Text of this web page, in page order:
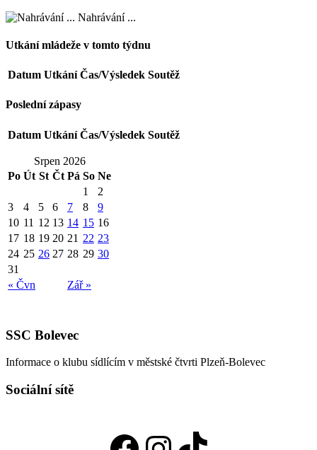
Nahrávání ...
Utkání mládeže v tomto týdnu
Datum Utkání Čas/Výsledek Soutěž
Poslední zápasy
Datum Utkání Čas/Výsledek Soutěž
Srpen 2026
Po Út St Čt Pá So Ne
« Čvn Zář »
1
2
3
4 5 6 7 8
9
10 11 12 13 14 15 16
17 18 19 20 21 22 23
24 25 26 27 28 29 30
31
SSC Bolevec
Informace o klubu sídlícím v městské čtvrti Plzeň-Bolevec
Sociální sítě